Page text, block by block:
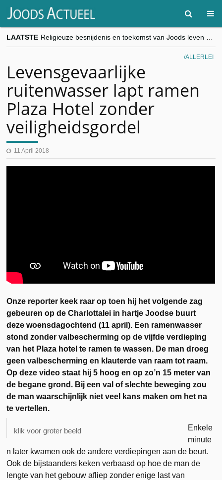
LAATSTE
“Besnijdenisdebat toont hoe moeilijk seculiere Westen minderheden begrijpt”, Jinnih Beels (Vooruit)
CITYTRIP | ROEMENIË – Boekarest: de verrassing van Oost-Europa
ALLERLEI
Levensgevaarlijke
ruitenwasser lapt ramen
Plaza Hotel zonder
veiligheidsgordel
11 April 2018
Onze reporter keek raar op toen hij het volgende zag
gebeuren op de Charlottalei in hartje Joodse buurt
deze woensdagochtend (11 april). Een ramenwasser
stond zonder valbescherming op de vijfde verdieping
van het Plaza hotel te ramen te wassen. De man droeg
geen valbescherming en klauterde van raam tot raam.
Op deze video staat hij 5 hoog en op zo’n 15 meter van
de begane grond. Bij een val of slechte beweging zou
de man waarschijnlijk niet veel kans maken om het na
te vertellen.
klik voor groter beeld
Enkele
minute
n later kwamen ook de andere verdiepingen aan de beurt.
Ook de bijstaanders keken verbaasd op hoe de man de
lengte van het gebouw afliep zonder enige last van